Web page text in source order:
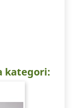
kategori: